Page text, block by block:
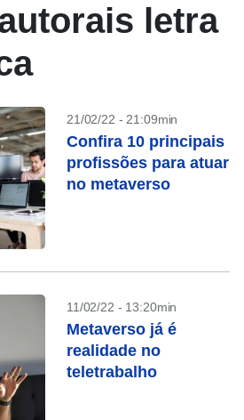
letra
21/02/22 - 21:09min
Confira 10 principais
profissões para atuar
no metaverso
11/02/22 - 13:20min
Metaverso já é
realidade no
teletrabalho